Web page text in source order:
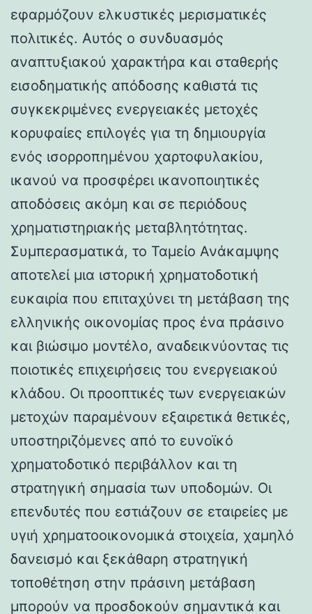
εφαρμόζουν ελκυστικές μερισματικές
πολιτικές. Αυτός ο συνδυασμός
αναπτυξιακού χαρακτήρα και σταθερής
εισοδηματικής απόδοσης καθιστά τις
συγκεκριμένες ενεργειακές μετοχές
κορυφαίες επιλογές για τη δημιουργία
ενός ισορροπημένου χαρτοφυλακίου,
ικανού να προσφέρει ικανοποιητικές
αποδόσεις ακόμη και σε περιόδους
χρηματιστηριακής μεταβλητότητας.
Συμπερασματικά, το Ταμείο Ανάκαμψης
αποτελεί μια ιστορική χρηματοδοτική
ευκαιρία που επιταχύνει τη μετάβαση της
ελληνικής οικονομίας προς ένα πράσινο
και βιώσιμο μοντέλο, αναδεικνύοντας τις
ποιοτικές επιχειρήσεις του ενεργειακού
κλάδου. Οι προοπτικές των ενεργειακών
μετοχών παραμένουν εξαιρετικά θετικές,
υποστηριζόμενες από το ευνοϊκό
χρηματοδοτικό περιβάλλον και τη
στρατηγική σημασία των υποδομών. Οι
επενδυτές που εστιάζουν σε εταιρείες με
υγιή χρηματοοικονομικά στοιχεία, χαμηλό
δανεισμό και ξεκάθαρη στρατηγική
τοποθέτηση στην πράσινη μετάβαση
μπορούν να προσδοκούν σημαντικά και